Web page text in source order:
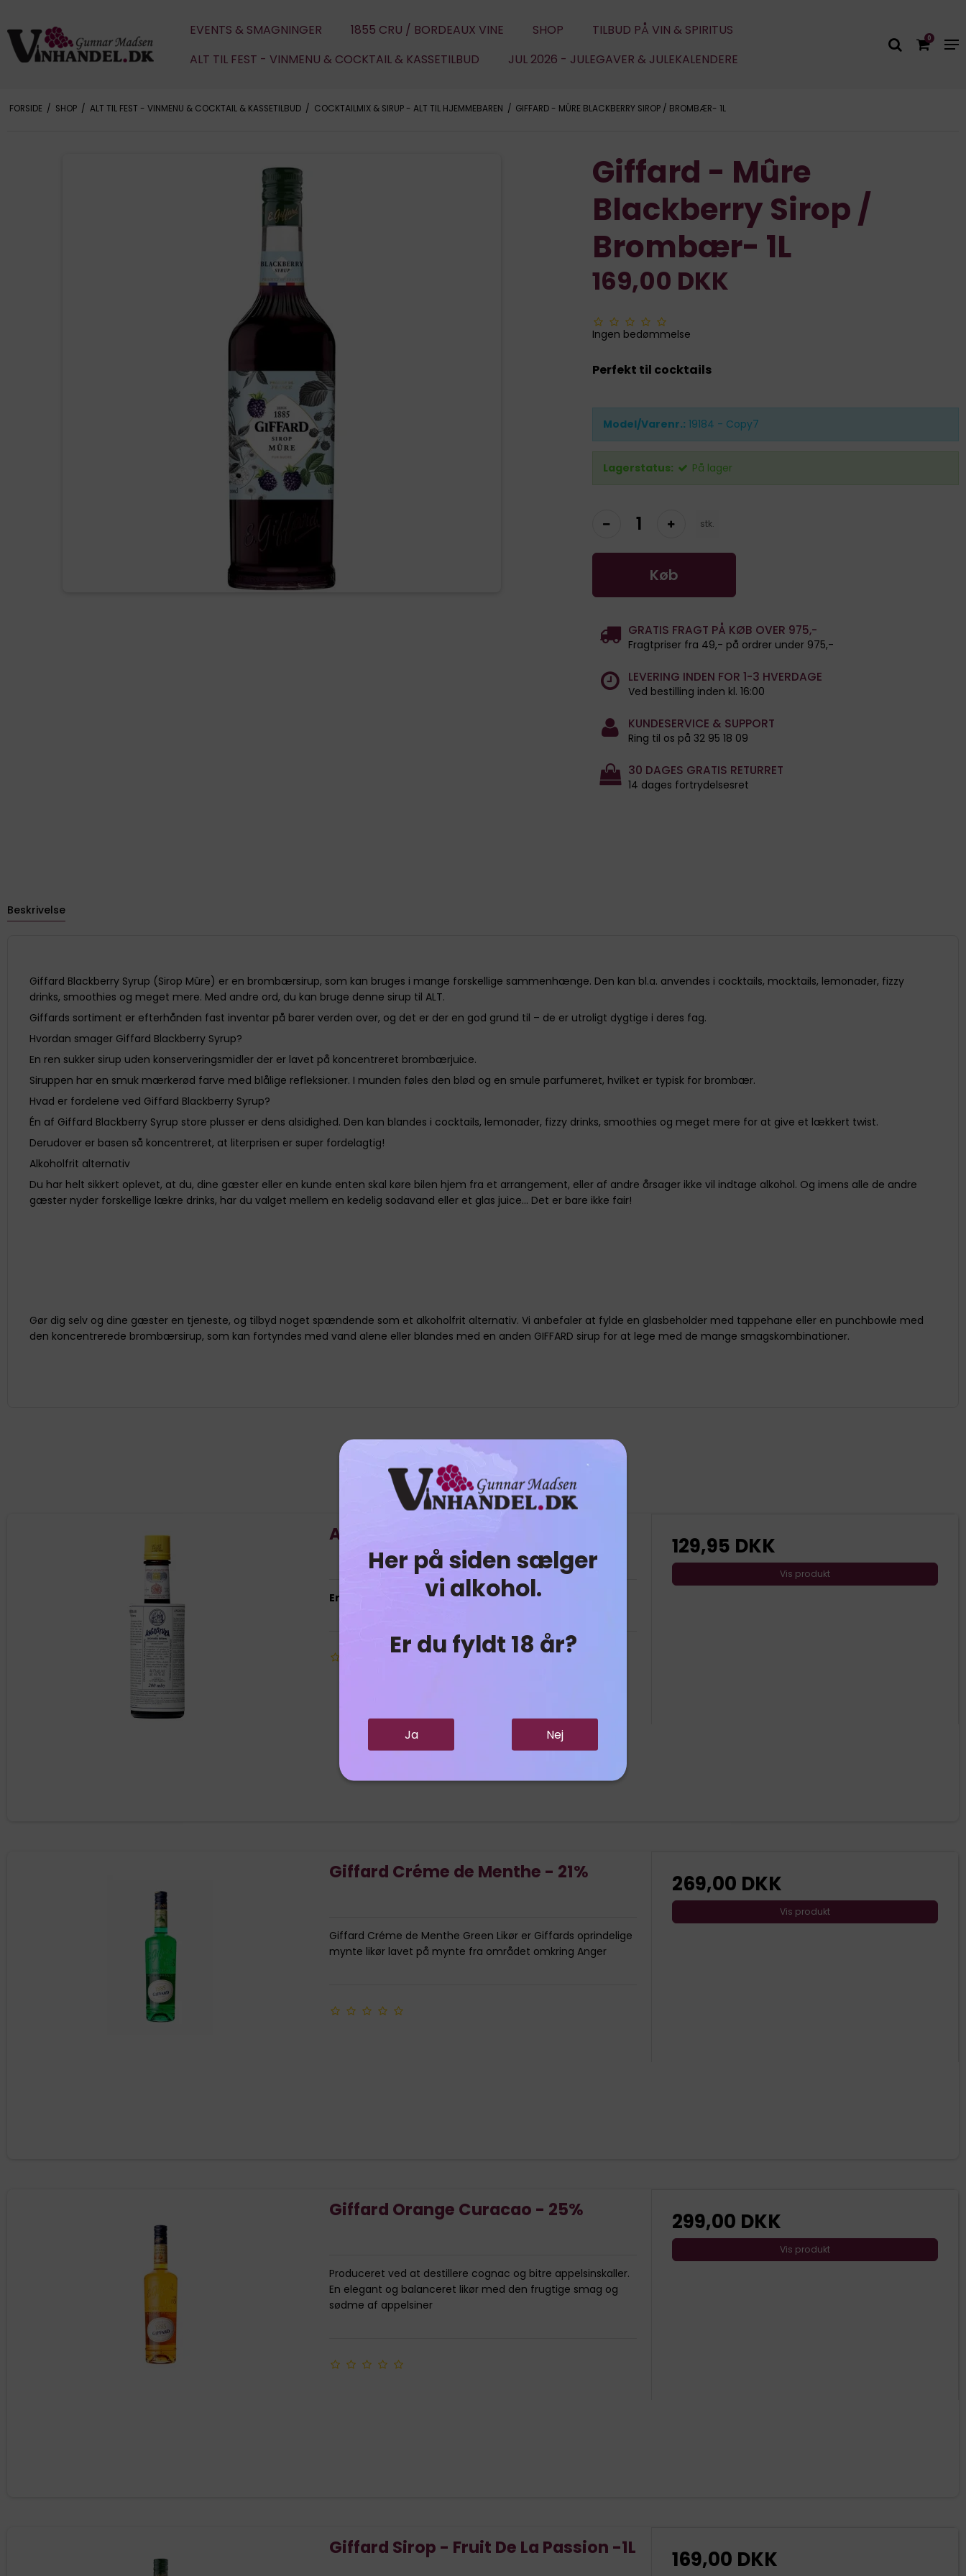
Her på siden sælger
vi alkohol.
Er du fyldt 18 år?
Ja Nej
EVENTS & SMAGNINGER 1855 CRU / BORDEAUX VINE SHOP
TILBUD PÅ VIN & SPIRITUS
ALT TIL FEST - VINMENU & COCKTAIL & KASSETILBUD
JUL 2026 - JULEGAVER & JULEKALENDERE
0
FORSIDE / SHOP / ALT TIL FEST - VINMENU & COCKTAIL & KASSETILBUD / COCKTAILMIX & SIRUP - ALT TIL HJEMMEBAREN / GIFFARD - MÛRE BLACKBERRY SIROP / BROMBÆR- 1L
Giffard - Mûre
Blackberry Sirop /
Brombær- 1L
169,00 DKK
Ingen bedømmelse
Perfekt til cocktails
Model/Varenr.: 19184 - Copy7
Lagerstatus: På lager
stk.
Køb
GRATIS FRAGT PÅ KØB OVER 975,-
Fragtpriser fra 49,- på ordrer under 975,-
LEVERING INDEN FOR 1-3 HVERDAGE
Ved bestilling inden kl. 16:00
KUNDESERVICE & SUPPORT
Ring til os på 32 95 18 09
30 DAGES GRATIS RETURRET
14 dages fortrydelsesret
Beskrivelse
Giffard Blackberry Syrup (Sirop Mûre) er en brombærsirup, som kan bruges i mange forskellige sammenhænge. Den kan bl.a. anvendes i cocktails, mocktails, lemonader, fizzy
drinks, smoothies og meget mere. Med andre ord, du kan bruge denne sirup til ALT.
Giffards sortiment er efterhånden fast inventar på barer verden over, og det er der en god grund til – de er utroligt dygtige i deres fag.
Hvordan smager Giffard Blackberry Syrup?
En ren sukker sirup uden konserveringsmidler der er lavet på koncentreret brombærjuice.
Siruppen har en smuk mærkerød farve med blålige refleksioner. I munden føles den blød og en smule parfumeret, hvilket er typisk for brombær.
Hvad er fordelene ved Giffard Blackberry Syrup?
Én af Giffard Blackberry Syrup store plusser er dens alsidighed. Den kan blandes i cocktails, lemonader, fizzy drinks, smoothies og meget mere for at give et lækkert twist.
Derudover er basen så koncentreret, at literprisen er super fordelagtig!
Alkoholfrit alternativ
Du har helt sikkert oplevet, at du, dine gæster eller en kunde enten skal køre bilen hjem fra et arrangement, eller af andre årsager ikke vil indtage alkohol. Og imens alle de andre
gæster nyder forskellige lækre drinks, har du valget mellem en kedelig sodavand eller et glas juice… Det er bare ikke fair!
Gør dig selv og dine gæster en tjeneste, og tilbyd noget spændende som et alkoholfrit alternativ. Vi anbefaler at fylde en glasbeholder med tappehane eller en punchbowle med
den koncentrerede brombærsirup, som kan fortyndes med vand alene eller blandes med en anden GIFFARD sirup for at lege med de mange smagskombinationer.
Relaterede produkter
Angostura 200ml
En klassisk bitter
129,95 DKK
Vis produkt
Giffard Créme de Menthe - 21%
Giffard Créme de Menthe Green Likør er Giffards oprindelige
mynte likør lavet på mynte fra området omkring Anger
269,00 DKK
Vis produkt
Giffard Orange Curacao - 25%
Produceret ved at destillere cognac og bitre appelsinskaller.
En elegant og balanceret likør med den frugtige smag og
sødme af appelsiner
299,00 DKK
Vis produkt
Giffard Sirop - Fruit De La Passion -1L 169,00 DKK